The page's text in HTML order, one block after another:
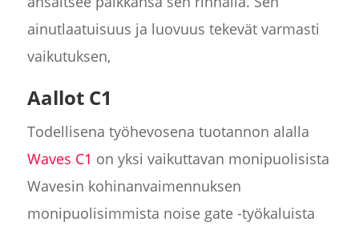
ainutlaatuisuus ja luovuus tekevät varmasti
vaikutuksen,
Aallot C1
Todellisena työhevosena tuotannon alalla
Waves C1 on yksi vaikuttavan monipuolisista
Wavesin kohinanvaimennuksen
monipuolisimmista noise gate -työkaluista